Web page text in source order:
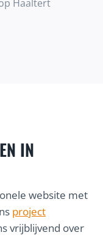
Haaltert
IN
website met
project
vrijblijvend over